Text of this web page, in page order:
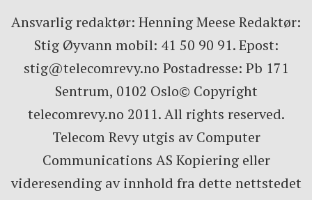
Ansvarlig redaktør: Henning Meese Redaktør:
Stig Øyvann mobil: 41 50 90 91. Epost:
stig@telecomrevy.no Postadresse: Pb 171
Sentrum, 0102 Oslo© Copyright
telecomrevy.no 2011. All rights reserved.
Telecom Revy utgis av Computer
Communications AS Kopiering eller
videresending av innhold fra dette nettstedet